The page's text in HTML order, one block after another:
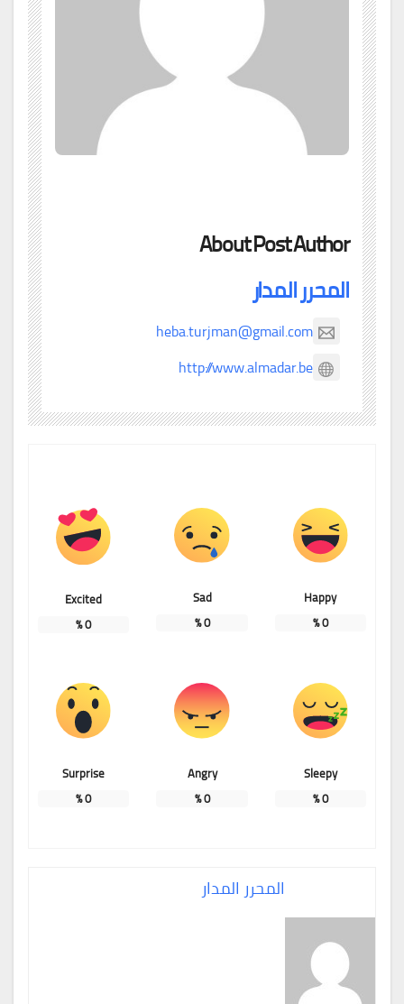
About Post Author
المحرر المدار
heba.turjman@gmail.com
http://www.almadar.be
Happy
0
%
Sad
0
%
Excited
0
%
Sleepy
0
%
Angry
0
%
Surprise
0
%
المحرر المدار